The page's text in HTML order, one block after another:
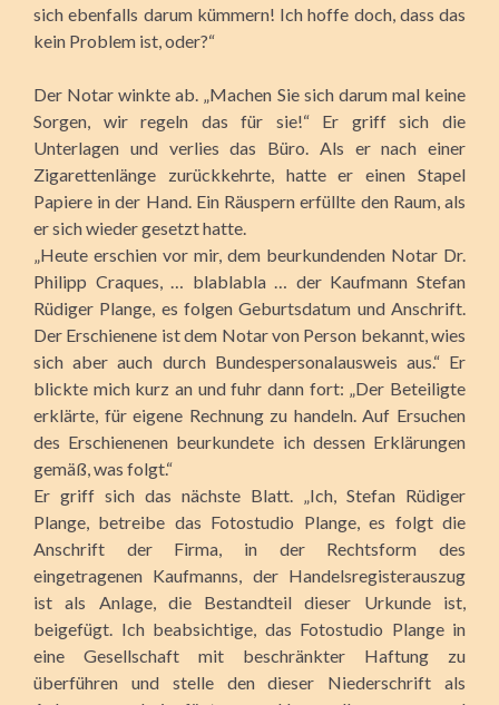
sich ebenfalls darum kümmern! Ich hoffe doch, dass das
kein Problem ist, oder?“
Der Notar winkte ab. „Machen Sie sich darum mal keine
Sorgen, wir regeln das für sie!“ Er griff sich die
Unterlagen und verlies das Büro. Als er nach einer
Zigarettenlänge zurückkehrte, hatte er einen Stapel
Papiere in der Hand. Ein Räuspern erfüllte den Raum, als
er sich wieder gesetzt hatte.
„Heute erschien vor mir, dem beurkundenden Notar Dr.
Philipp Craques, … blablabla … der Kaufmann Stefan
Rüdiger Plange, es folgen Geburtsdatum und Anschrift.
Der Erschienene ist dem Notar von Person bekannt, wies
sich aber auch durch Bundespersonalausweis aus.“ Er
blickte mich kurz an und fuhr dann fort: „Der Beteiligte
erklärte, für eigene Rechnung zu handeln. Auf Ersuchen
des Erschienenen beurkundete ich dessen Erklärungen
gemäß, was folgt.“
Er griff sich das nächste Blatt. „Ich, Stefan Rüdiger
Plange, betreibe das Fotostudio Plange, es folgt die
Anschrift der Firma, in der Rechtsform des
eingetragenen Kaufmanns, der Handelsregisterauszug
ist als Anlage, die Bestandteil dieser Urkunde ist,
beigefügt. Ich beabsichtige, das Fotostudio Plange in
eine Gesellschaft mit beschränkter Haftung zu
überführen und stelle den dieser Niederschrift als